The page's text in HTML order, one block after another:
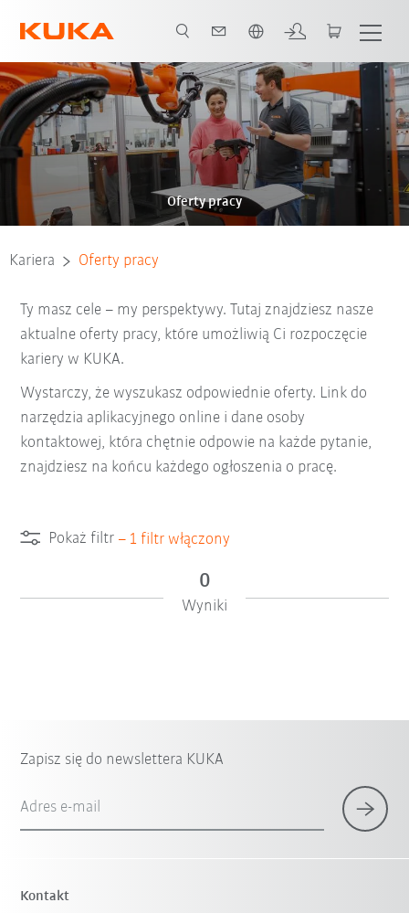
Oferty pracy
Kariera Oferty pracy
Ty masz cele – my perspektywy. Tutaj znajdziesz nasze
aktualne oferty pracy, które umożliwią Ci rozpoczęcie
kariery w KUKA.
Wystarczy, że wyszukasz odpowiednie oferty. Link do
narzędzia aplikacyjnego online i dane osoby
kontaktowej, która chętnie odpowie na każde pytanie,
znajdziesz na końcu każdego ogłoszenia o pracę.
Pokaż filtr – 1 filtr włączony
0
Wyniki
Zapisz się do newslettera KUKA
Adres e-mail
Kontakt